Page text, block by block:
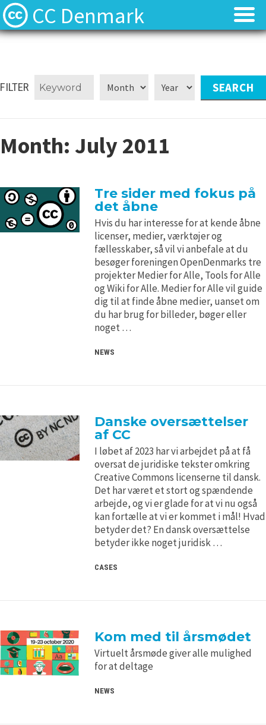
CC Denmark
Hvad er Creative Commons?
Kontakt
Materialer
Kilder
H5P and Creative Commons
Hvad er Creative Commons?
Kontakt
Materialer
Kilder
H5P and Creative Commons
FILTER
Month: July 2011
Tre sider med fokus på
det åbne
Hvis du har interesse for at kende åbne
licenser, medier, værktøjer og
fællesskaber, så vil vi anbefale at du
besøger foreningen OpenDenmarks tre
projekter Medier for Alle, Tools for Alle
og Wiki for Alle. Medier for Alle vil guide
dig til at finde åbne medier, uanset om
du har brug for billeder, bøger eller
noget …
NEWS
Danske oversættelser
af CC
I løbet af 2023 har vi arbejdet på at få
oversat de juridiske tekster omkring
Creative Commons licenserne til dansk.
Det har været et stort og spændende
arbejde, og vi er glade for at vi nu også
kan fortælle at vi er kommet i mål! Hvad
betyder det? En dansk oversættelse
betyder ikke noget juridisk …
CASES
Kom med til årsmødet
Virtuelt årsmøde giver alle mulighed
for at deltage
NEWS